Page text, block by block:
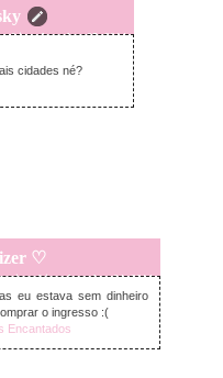
feira, dezembro 05, 2014
cidades né?
♡
quinta-feira, dezembro 04, 2014
eu estava sem dinheiro
o ingresso :(
Encantados